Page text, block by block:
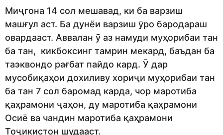
Миҷгона 14 сол мешавад, ки ба варзиш
машғул аст. Ба дунёи варзиш ӯро бародараш
овардааст. Аввалан ӯ аз намуди муҳорибаи тан
ба тан, кикбоксинг тамрин мекард, баъдан ба
таэквондо рағбат пайдо кард. Ӯ дар
мусобиқаҳои дохиливу хориҷи муҳорибаи тан
ба тан 7 сол баромад карда, чор маротиба
қаҳрамони ҷаҳон, ду маротиба қаҳрамони
Осиё ва чандин маротиба қаҳрамони
Тоҷикистон шудааст.